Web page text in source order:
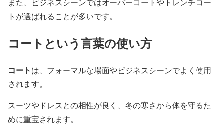
また、ビジネスシーンではオーバーコートやトレンチコー
トが選ばれることが多いです。
コートという言葉の使い方
コートは、フォーマルな場面やビジネスシーンでよく使用
されます。
スーツやドレスとの相性が良く、冬の寒さから体を守るた
めに重宝されます。